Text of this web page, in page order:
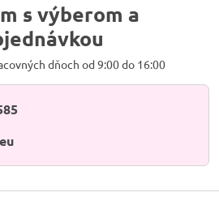
s výberom a
dňoch od 9:00 do 16:00